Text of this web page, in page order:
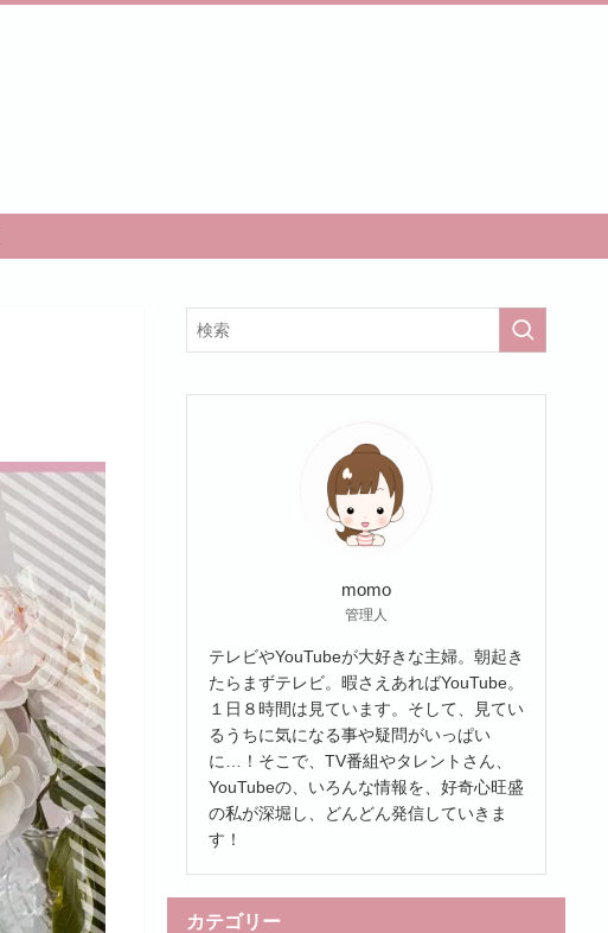
momo
管理人
テレビやYouTubeが大好きな主婦。朝起き
たらまずテレビ。暇さえあればYouTube。
１日８時間は見ています。そして、見てい
るうちに気になる事や疑問がいっぱい
に…！そこで、TV番組やタレントさん、
YouTubeの、いろんな情報を、好奇心旺盛
の私が深堀し、どんどん発信していきま
す！
カテゴリー